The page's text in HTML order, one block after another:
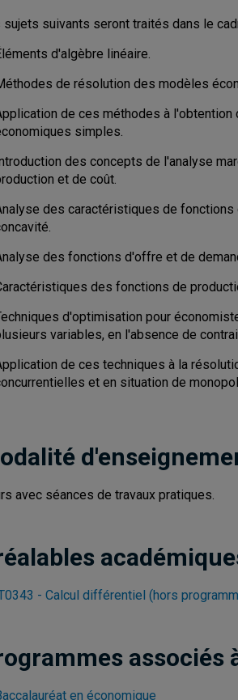
sujets suivants seront traités dans le
d'algèbre linéaire.
de résolution des modèles
de ces méthodes à
simples.
des concepts de l'analyse
et de coût.
des caractéristiques de fonctions
des fonctions d'offre et de
des fonctions de
d'optimisation pour
variables, en l'absence de
de ces techniques à la
et en situation de
avec séances de travaux pratiques.
- Calcul différentiel (hors
associés
en économique